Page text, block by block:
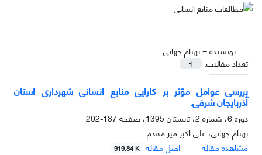
نویسنده =بهنام جهانی
تعداد مقالات:
1
بررسی عوامل مؤثر بر کارایی منابع انسانی شهرداری استان
آذربایجان شرقی.
دوره 6، شماره 2، تابستان 1395، صفحه
187-202
بهنام جهانی، علی اکبر میر مقدم
مشاهده مقاله
اصل مقاله 919.84 K